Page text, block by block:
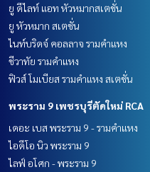
ยู ดีไลท์ แอท หัวหมากสเตชั่น
ยู หัวหมาก สเตชั่น
ไนท์บริดจ์ คอลลาจ รามคำแหง
ชีวาทัย รามคำแหง
ฟิวส์ โมเบียส รามคำแหง สเตชั่น
พระราม 9 เพชรบุรีตัดใหม่ RCA
เดอะ เบส พระราม 9 - รามคำแหง
ไอดีโอ นิว พระราม 9
ไลฟ์ อโศก - พระราม 9